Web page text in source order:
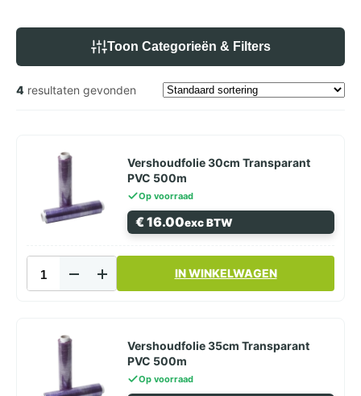
Toon Categorieën & Filters
4 resultaten gevonden
Vershoudfolie 30cm Transparant
PVC 500m
Op voorraad
€16.00exc BTW
30cm
Transparant
aantal
IN WINKELWAGEN
Vershoudfolie 35cm Transparant
PVC 500m
Op voorraad